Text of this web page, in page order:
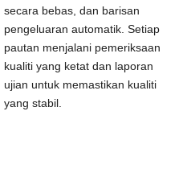
secara bebas, dan barisan
pengeluaran automatik. Setiap
pautan menjalani pemeriksaan
kualiti yang ketat dan laporan
ujian untuk memastikan kualiti
yang stabil.